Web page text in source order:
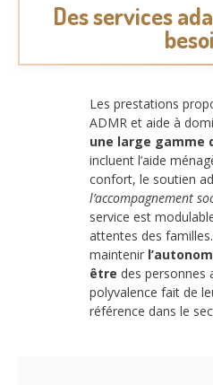
Des services
Les prestations
ADMR et aide à
une large gamme
incluent l’aide
confort, le soutien
l’accompagnement
service est
attentes des
maintenir
être des personnes
polyvalence fait de
référence dans le